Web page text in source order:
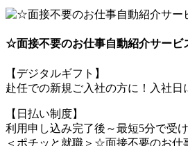
☆面接不要のお仕事自動紹介サー
【デジタルギフト】
赴任での新規ご入社の方に！入社
【日払い制度】
利用申し込み完了後～最短5分で受
＜ポチッと就職＞☆面接不要のお仕